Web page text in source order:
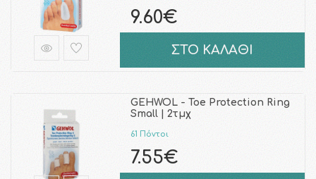
9.60€
ΣΤΟ ΚΑΛΑΘΙ
GEHWOL - Toe Protection Ring
Small | 2τμχ
61 Πόντοι
7.55€